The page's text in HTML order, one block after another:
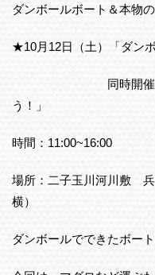
ダンボールボート＆本物
★10月12日（土）「ダン
同時開催「本物
う！」
時間：11:00~16:00
場所：二子玉川河川敷
横）
ダンボールでできたボー